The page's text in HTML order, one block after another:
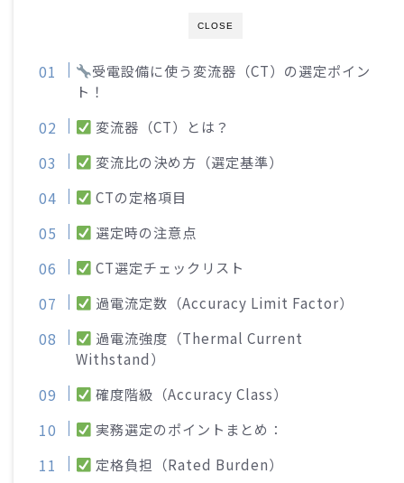
CLOSE
受電設備に使う変流器（CT）の選定ポイン
ト！
変流器（CT）とは？
変流比の決め方（選定基準）
CTの定格項目
選定時の注意点
CT選定チェックリスト
過電流定数（Accuracy Limit Factor）
過電流強度（Thermal Current
Withstand）
確度階級（Accuracy Class）
実務選定のポイントまとめ：
定格負担（Rated Burden）